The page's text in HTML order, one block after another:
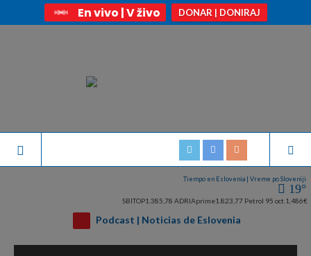
En vivo | V živo DONAR | DONIRAJ
Tiempo en Eslovenia | Vreme po Sloveniji
19°
SBITOP1.385,78 ADRIAprime1.823,77 Petrol 95 oct. 1,486€
Podcast | Noticias de Eslovenia